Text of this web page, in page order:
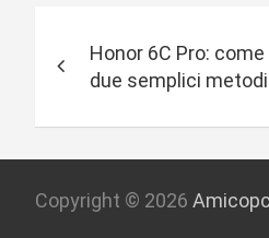
v
i
g
Honor 6C Pro:
due semplici metodi
Copyright © 2026